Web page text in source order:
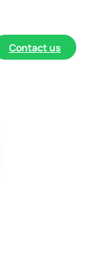
Contact us